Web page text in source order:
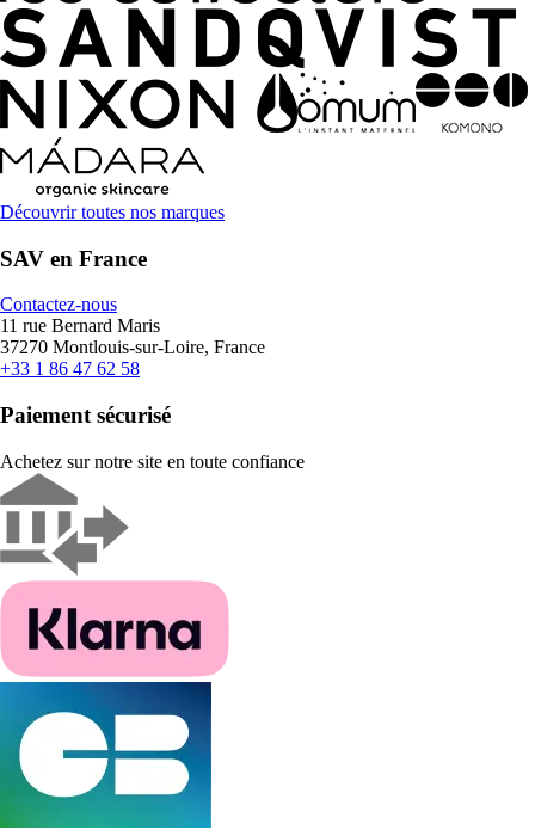
Découvrir toutes nos marques
SAV en France
Contactez-nous
11 rue Bernard Maris
37270 Montlouis-sur-Loire, France
+33 1 86 47 62 58
Paiement sécurisé
Achetez sur notre site en toute confiance